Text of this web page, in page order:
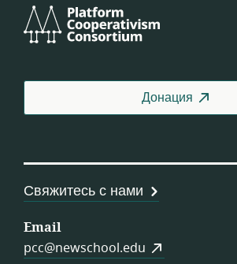
Cooperativism
Донация
Свяжитесь с нами
Email
pcc@newschool.edu